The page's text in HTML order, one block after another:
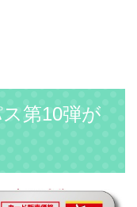
第10弾が